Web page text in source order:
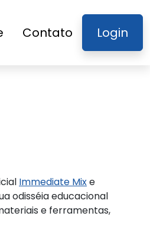
Contato Login
Immediate Mixe
odisséia educacional
e ferramentas,